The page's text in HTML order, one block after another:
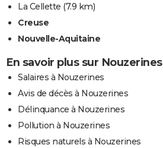
La Cellette (7.9 km)
Creuse
Nouvelle-Aquitaine
En savoir plus sur Nouzerines
Salaires à Nouzerines
Avis de décès à Nouzerines
Délinquance à Nouzerines
Pollution à Nouzerines
Risques naturels à Nouzerines